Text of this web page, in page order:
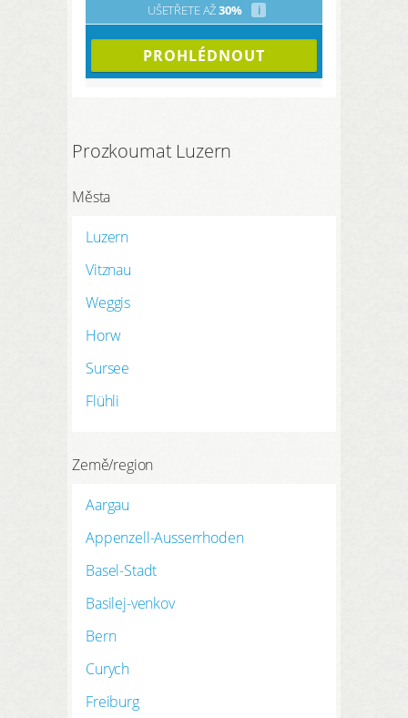
UŠETŘETE AŽ30% i
PROHLÉDNOUT
Prozkoumat Luzern
Města
Luzern
Vitznau
Weggis
Horw
Sursee
Flühli
Země/region
Aargau
Appenzell-Ausserrhoden
Basel-Stadt
Basilej-venkov
Bern
Curych
Freiburg